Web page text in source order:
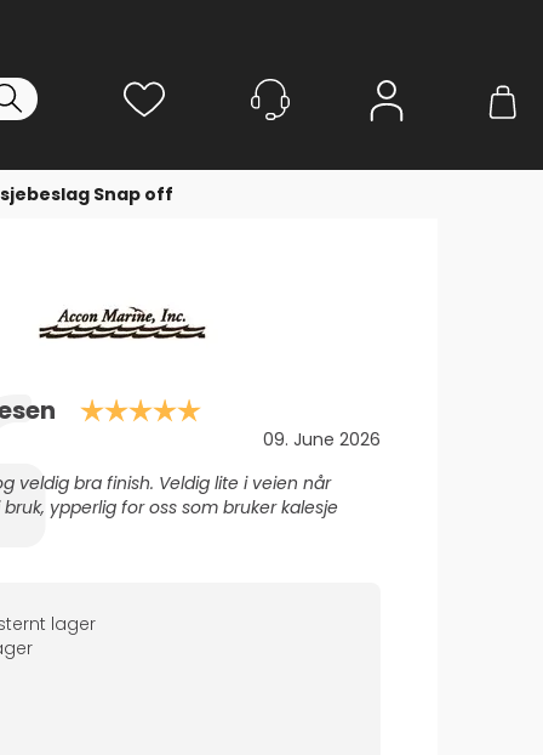
Snap off
Karakter: 5.0 av 5 mulige
Dato:
09. June 2026
veldig bra finish. Veldig lite i veien når
ypperlig for oss som bruker kalesje
lager